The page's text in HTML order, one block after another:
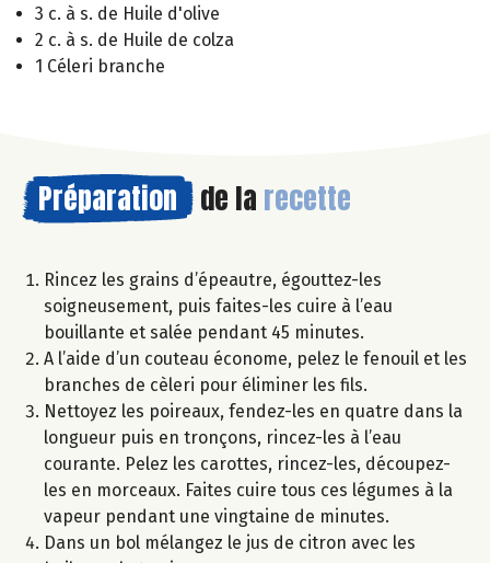
3 c. à s. de Huile d'olive
2 c. à s. de Huile de colza
1 Céleri branche
Préparation de la recette
Rincez les grains d’épeautre, égouttez-les
soigneusement, puis faites-les cuire à l’eau
bouillante et salée pendant 45 minutes.
A l’aide d’un couteau économe, pelez le fenouil et les
branches de cèleri pour éliminer les fils.
Nettoyez les poireaux, fendez-les en quatre dans la
longueur puis en tronçons, rincez-les à l’eau
courante. Pelez les carottes, rincez-les, découpez-
les en morceaux. Faites cuire tous ces légumes à la
vapeur pendant une vingtaine de minutes.
Dans un bol mélangez le jus de citron avec les